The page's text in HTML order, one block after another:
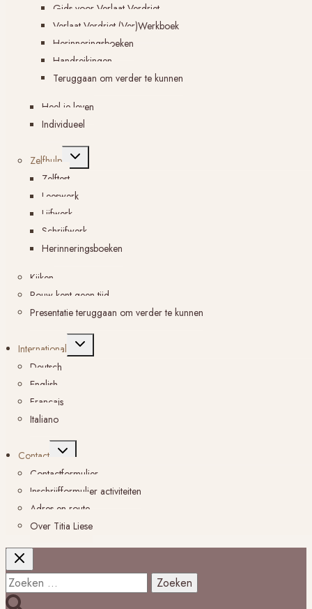
Gids voor Verlaat Verdriet
Verlaat Verdriet (Ver)Werkboek
Herinneringsboeken
Handreikingen
Teruggaan om verder te kunnen
Heel je leven
Individueel
Zelfhulp
Toggle
submenu
Zelftest
Leeswerk
Lijfwerk
Schrijfwerk
Herinneringsboeken
Kijken
Rouw kent geen tijd
Presentatie teruggaan om verder te kunnen
International
Toggle
Deutsch
English
Français
Italiano
Contact
Toggle
submenu
Contactformulier
Inschrijfformulier activiteiten
Adres en route
Over Titia Liese
Zoeken
naar: